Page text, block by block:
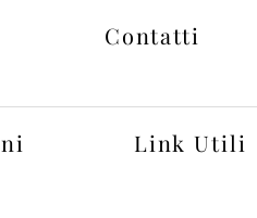
Contatti
Link Utili